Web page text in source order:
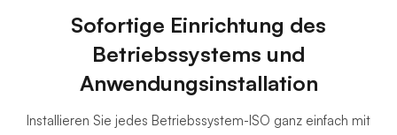
Sofortige Einrichtung des
Betriebssystems und
Anwendungsinstallation
Installieren Sie jedes Betriebssystem-ISO ganz einfach mit